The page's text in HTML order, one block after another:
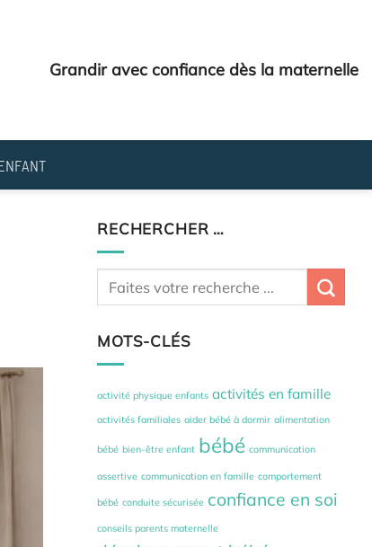
Grandir avec confiance dès la maternelle
RECHERCHER …
MOTS-CLÉS
activité physique enfants activités en famille
activités familiales aider bébé à dormir alimentation
bébé bien-être enfant bébé communication
assertive communication en famille comportement
bébé conduite sécurisée confiance en soi
conseils parents maternelle